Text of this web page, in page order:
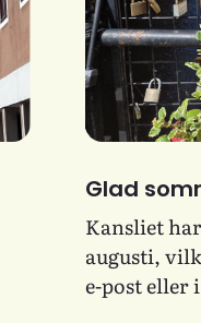
Glad
Kansliet
augusti,
e-post eller